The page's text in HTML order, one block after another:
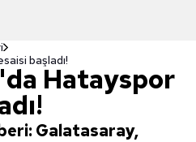
başladı!
Hatayspor
Galatasaray,